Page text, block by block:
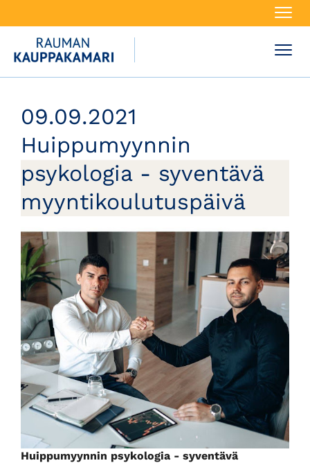
09.09.2021
Huippumyynnin
psykologia - syventävä
myyntikoulutuspäivä
Huippumyynnin psykologia - syventävä